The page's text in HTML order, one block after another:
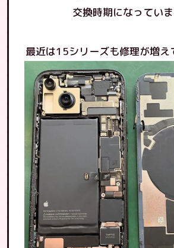
交換時期になっていま
最近は15シリーズも修理が増え